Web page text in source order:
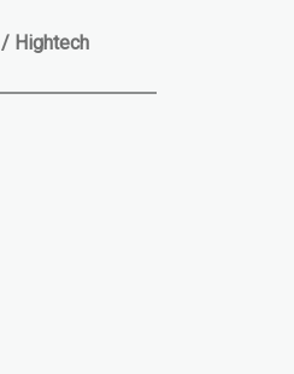
Hightech